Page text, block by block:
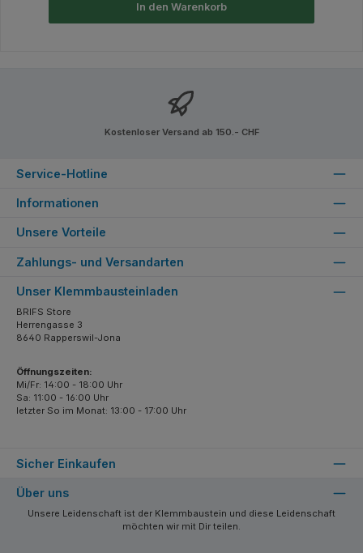
In den Warenkorb
Kostenloser Versand ab 150.- CHF
Service-Hotline
Informationen
Unsere Vorteile
Zahlungs- und Versandarten
Sicher Einkaufen
Unser Klemmbausteinladen
BRIFS Store
Herrengasse 3
8640 Rapperswil-Jona
Öffnungszeiten:
Mi/Fr: 14:00 - 18:00 Uhr
Sa: 11:00 - 16:00 Uhr
letzter So im Monat: 13:00 - 17:00 Uhr
Über uns
Unsere Leidenschaft ist der Klemmbaustein und diese Leidenschaft
möchten wir mit Dir teilen.